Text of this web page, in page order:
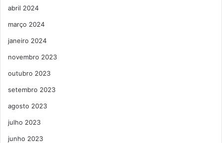
abril 2024
março 2024
janeiro 2024
novembro 2023
outubro 2023
setembro 2023
agosto 2023
julho 2023
junho 2023